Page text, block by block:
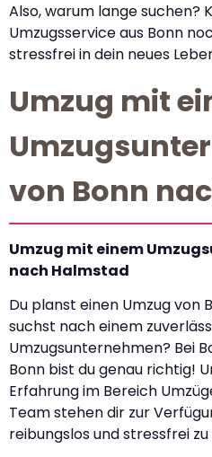
Also, warum lange suchen?
Umzugsservice aus Bonn
stressfrei in dein neues
Umzug mit
von Bonn
Umzug mit einem
nach Halmstad
Du planst einen Umzug von
suchst nach einem
Umzugsunternehmen? Bei
Bonn bist du genau richtig!
Erfahrung im Bereich
Team stehen dir zur
reibungslos und stressfrei